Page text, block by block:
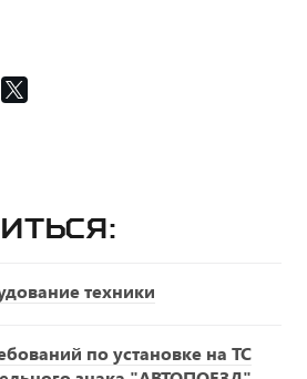
техники
по установке на ТС